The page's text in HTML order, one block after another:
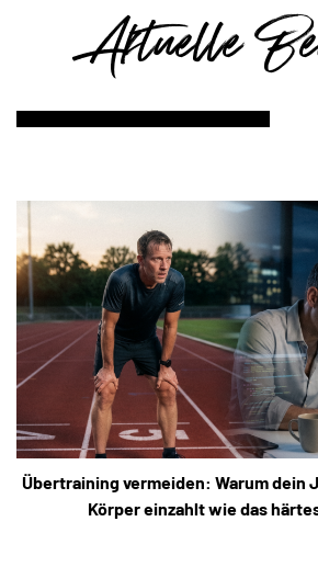
Aktuelle
Übertraining vermeiden: Warum dein
Körper einzahlt wie das